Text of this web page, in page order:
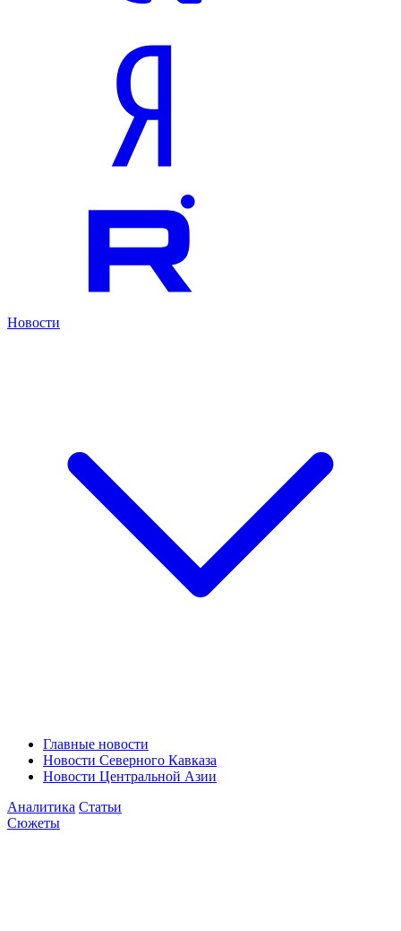
Новости
Главные новости
Новости Северного Кавказа
Новости Центральной Азии
Аналитика Статьи
Сюжеты